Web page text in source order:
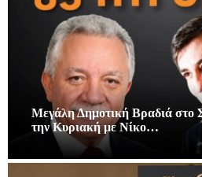
Μεγάλη Δημοτική Βραδιά στο
την Κυριακή με Νίκο…